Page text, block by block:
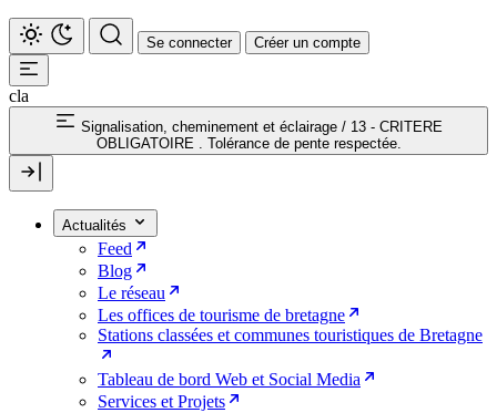
Se connecter Créer un compte
cla
Signalisation, cheminement et éclairage / 13 - CRITERE
OBLIGATOIRE . Tolérance de pente respectée.
Actualités
Feed
Blog
Le réseau
Les offices de tourisme de bretagne
Stations classées et communes touristiques de Bretagne
Tableau de bord Web et Social Media
Services et Projets